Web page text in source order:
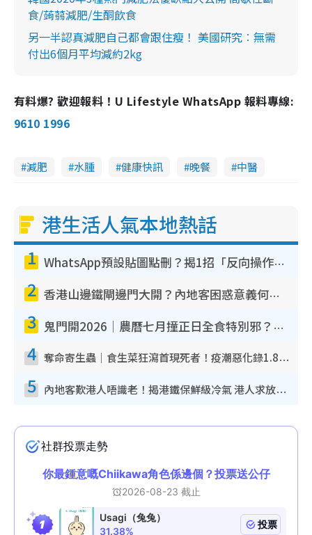
食/蒟蒻減肥/生酮飲食
另一半認真減肥自己都會跟住瘦！ 美國研究︰無需
付出6個月平均減約2kg
有料爆? 歡迎報料！U Lifestyle WhatsApp 報料專線:
9610 1996
減肥 水腫 健康快訊 晚餐 中醫
港生活人氣本地熱話
1 WhatsApp預設貼圖點刪？揭1招「反向操作」還原簡潔介面 附3步實測教學
2 香港山邊鐵閘邊門大開？內地客困惑意義何在！網民神回覆：呢種叫法理性防禦
3 鬼門開2026｜農曆七月撞正日全食特別邪？專家警告切忌做一事！揭4大禁忌+2招保平安
4 奪命寄生蟲｜食生菜狂瀉首現死者！疫潮惡化錄1.8萬宗病例 揭洗菜3大謬誤
5 內地客歎港人唔識老！揭港鐵保鮮級冷氣 港人求放過：咪投訴